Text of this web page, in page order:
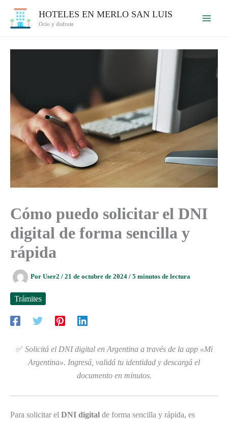
HOTELES EN MERLO SAN LUIS
Ocio y disfrute
Cómo puedo solicitar el DNI
digital de forma sencilla y
rápida
Por User2 / 21 de octubre de 2024 / 5 minutos de lectura
Trámites
✅ Solicitá el DNI digital en Argentina a través de la app «Mi
Argentina». Ingresá, validá tu identidad y descargá el
documento en minutos.
Para solicitar el DNI digital de forma sencilla y rápida, es